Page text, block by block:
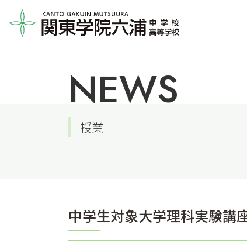
NEWS
授業
中学生対象大学理科実験講